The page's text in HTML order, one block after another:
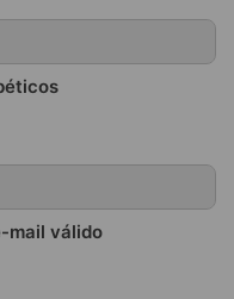
mail válido